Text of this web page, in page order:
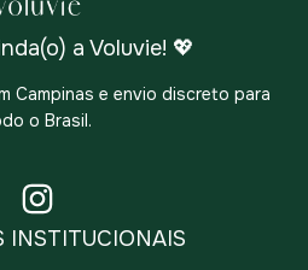
a Voluvie! 💖
Campinas e envio discreto para
o Brasil.
INSTITUCIONAIS